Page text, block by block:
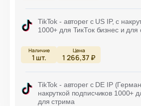
TikTok - авторег с US IP, с
1000+ для ТикТок бизнес и для
1 шт. 1 266,37 ₽
TikTok - авторег с DE IP
накруткой подписчиков 1000+
для стрима